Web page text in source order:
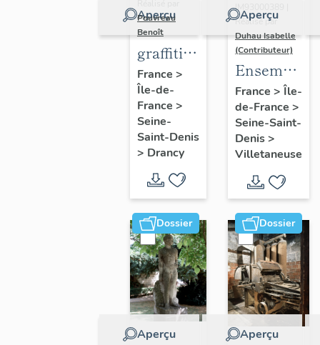
Aperçu
Pouvreau
Benoît
graffiti
sur murs
et
charpentes
des
"caves-
prisons
France >
Île-de-
France >
Seine-
Saint-Denis
> Drancy
Aperçu
IM93000389 |
Réalisé par
Duhau Isabelle
(Contributeur)
Ensemble
de deux
décors
France > Île-
de-France >
Seine-Saint-
Denis>
Villetaneuse
Dossier
Aperçu
Dossier
Aperçu